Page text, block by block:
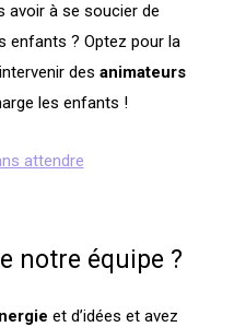
avoir à se soucier de
enfants ? Optez pour la
des animateurs
les enfants !
attendre
notre équipe ?
et d’idées et avez